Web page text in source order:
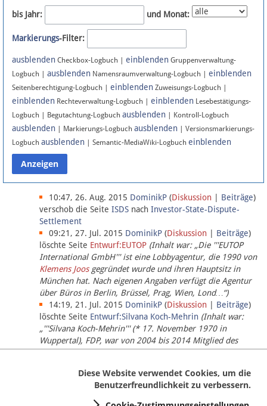
Newsletter
Bluesky
Facebook
Instagram
Anmelden
Datenschutz
Über Lobbypedia
Impressum
bis Jahr: und Monat:
Markierungs-Filter:
ausblenden Checkbox-Logbuch | einblenden Gruppenverwaltung-
Logbuch | ausblenden Namensraumverwaltung-Logbuch | einblenden
Seitenberechtigung-Logbuch | einblenden Zuweisungs-Logbuch |
einblenden Rechteverwaltung-Logbuch | einblenden Lesebestätigungs-
Logbuch | Begutachtung-Logbuch ausblenden | Kontroll-Logbuch
ausblenden | Markierungs-Logbuch ausblenden | Versionsmarkierungs-
Logbuch ausblenden | Semantic-MediaWiki-Logbuch einblenden
10:47, 26. Aug. 2015 DominikP (Diskussion Beiträge)
verschob die Seite ISDS nach Investor-State-Dispute-
Settlement
09:21, 27. Jul. 2015 DominikP (Diskussion Beiträge)
löschte Seite Entwurf:EUTOP (Inhalt war: „Die '''EUTOP
International GmbH''' ist eine Lobbyagentur, die 1990 von
Klemens Joosgegründet wurde und ihren Hauptsitz in
München hat. Nach eigenen Angaben verfügt die Agentur
über Büros in Berlin, Brüssel, Prag, Wien, Lond…“)
14:19, 21. Jul. 2015 DominikP (Diskussion Beiträge)
löschte Seite Entwurf:Silvana Koch-Mehrin (Inhalt war:
„'''Silvana Koch-Mehrin''' (* 17. November 1970 in
Wuppertal), FDP, war von 2004 bis 2014 Mitglied des
Europäischen Parlaments, seit November 2014 ist sie für
Diese Website verwendet Cookies, um die
Benutzerfreundlichkeit zu verbessern.